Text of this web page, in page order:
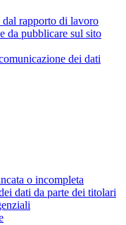
rapporto di lavoro
da pubblicare sul sito
dei dati
o incompleta
dati da parte dei titolari